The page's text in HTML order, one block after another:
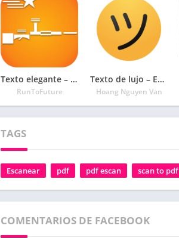
Texto elegante – generador de fuentes geniales
RunToFuture
Texto de lujo – Editor de apodos con símbolos
Hoang Nguyen Van
TAGS
Escanear pdf pdf escan scan to pdf
COMENTARIOS DE FACEBOOK